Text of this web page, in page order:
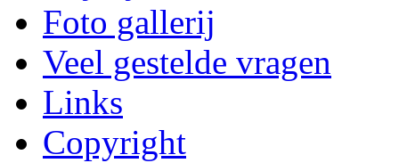
Foto gallerij
Veel gestelde vragen
Links
Copyright